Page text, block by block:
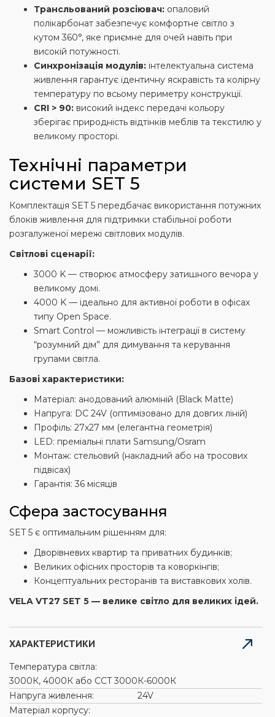
Трансльований розсіювач: опаловий
полікарбонат забезпечує комфортне світло з
кутом 360°, яке приємне для очей навіть при
високій потужності.
Синхронізація модулів: інтелектуальна система
живлення гарантує ідентичну яскравість та колірну
температуру по всьому периметру конструкції.
CRI > 90: високий індекс передачі кольору
зберігає природність відтінків меблів та текстилю у
великому просторі.
Технічні параметри
системи SET 5
Комплектація SET 5 передбачає використання потужних
блоків живлення для підтримки стабільної роботи
розгалуженої мережі світлових модулів.
Світлові сценарії:
3000 K — створює атмосферу затишного вечора у
великому домі.
4000 K — ідеально для активної роботи в офісах
типу Open Space.
Smart Control — можливість інтеграції в систему
“розумний дім” для димування та керування
групами світла.
Базові характеристики:
Матеріал: анодований алюміній (Black Matte)
Напруга: DC 24V (оптимізовано для довгих ліній)
Профіль: 27х27 мм (елегантна геометрія)
LED: преміальні плати Samsung/Osram
Монтаж: стельовий (накладний або на тросових
підвісах)
Гарантія: 36 місяців
Сфера застосування
SET 5 є оптимальним рішенням для:
Дворівневих квартир та приватних будинків;
Великих офісних просторів та коворкінгів;
Концептуальних ресторанів та виставкових холів.
VELA VT27 SET 5 — велике світло для великих ідей.
ХАРАКТЕРИСТИКИ
Температура світла:
3000К, 4000К або CCT 3000К-6000К
Напруга живлення:
24V
Матеріал корпусу: